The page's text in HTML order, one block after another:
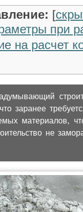
[
при
на расчет
заранее
материалов,
не